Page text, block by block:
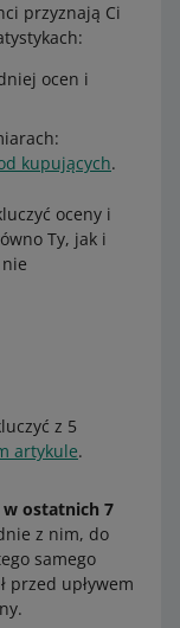
przyznają Ci
ocen i
kupujących.
oceny i
Ty, jak i
z 5
artykule.
w ostatnich 7
z nim, do
samego
przed upływem